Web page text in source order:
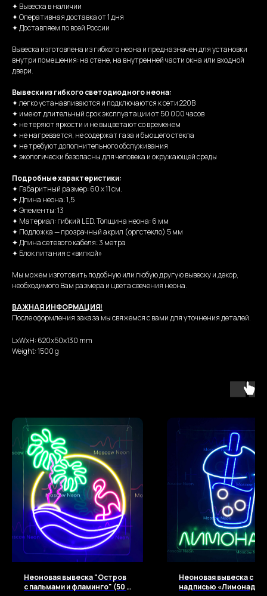
✦ Вывеска в наличии
✦ Оперативная доставка от 1 дня
✦ Доставляем по всей России
Вывеска изготовлена из гибкого неона и предназначен для установки
внутри помещения: на стене, на внутренней части окна или входной
двери.
Вывески из гибкого светодиодного неона:
✦ легко устанавливаются и подключаются к сети 220В
✦ имеют длительный срок эксплуатации от 50 000 часов
✦ не теряют яркости и не выцветают со временем
✦ не нагревается, не содержат газа и бьющего стекла
✦ не требуют дополнительного обслуживания
✦ экологически безопасны для человека и окружающей среды
Подробные характеристики:
✦ Габаритный размер: 60 x 11 см.
✦ Длина неона: 1,5
✦ Элементы: 13
✦ Материал: гибкий LED. Толщина неона: 6 мм
✦ Подложка — прозрачный акрил (оргстекло) 5 мм
✦ Длина сетевого кабеля: 3 метра
✦ Блок питания с «вилкой»
Мы можем изготовить подобную или любую другую вывеску и декор,
необходимого Вам размера и цвета свечения неона.
ВАЖНАЯ ИНФОРМАЦИЯ!
После оформления заказа мы свяжемся с вами для уточнения деталей.
LxWxH: 620x50x130 mm
Weight: 1500 g
Неоновая вывеска "Остров
с пальмами и фламинго" (50 х
Неоновая вывеска с
надписью «Лимонады»